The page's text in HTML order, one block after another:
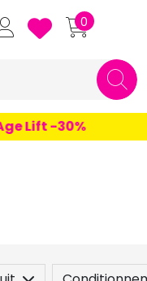
Grande Pharmacie
0
Lift -30%